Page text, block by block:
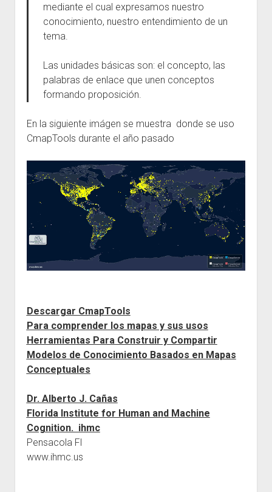
mediante el cual expresamos nuestro
conocimiento, nuestro entendimiento de un
tema.
Las unidades básicas son: el concepto, las
palabras de enlace que unen conceptos
formando proposición.
En la siguiente imágen se muestra donde se uso
CmapTools durante el año pasado
Descargar CmapTools
Para comprender los mapas y sus usos
Herramientas Para Construir y Compartir
Modelos de Conocimiento Basados en Mapas
Conceptuales
Dr. Alberto J. Cañas
Florida Institute for Human and Machine
Cognition. ihmc
Pensacola Fl
www.ihmc.us